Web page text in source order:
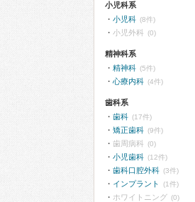
小児科系
小児科 (8件)
小児外科 (0)
精神科系
精神科 (5件)
心療内科 (4件)
歯科系
歯科 (17件)
矯正歯科 (9件)
歯周病科 (0)
小児歯科 (12件)
歯科口腔外科 (3件)
インプラント (1件)
ホワイトニング (0)